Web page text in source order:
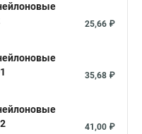
Стяжки магазин
саморез
25,66 ₽
35,68 ₽
41,00 ₽